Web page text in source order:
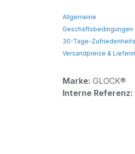
Allgemeine
Geschäftsbedingungen
30-Tage-
Versandpreise &
Marke: GLOCK®
Interne Referenz: